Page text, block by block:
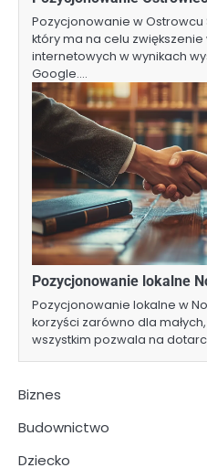
Pozycjonowanie w Ostrowcu
który ma na celu
internetowych w wynikach
Google.…
Pozycjonowanie lokalne
Pozycjonowanie lokalne w
korzyści zarówno dla
wszystkim pozwala na
Biznes
Budownictwo
Dziecko